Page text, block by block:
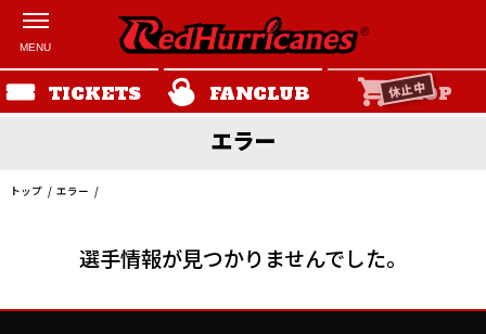
TICKETS FANCLUB SHOP
休止中
エラー
トップ エラー
選手情報が見つかりませんでした。